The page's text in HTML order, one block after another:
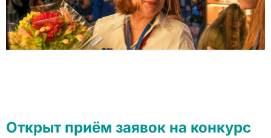
Открыт приём заявок на конкурс